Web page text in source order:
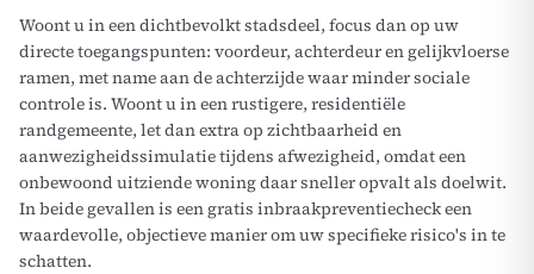
Woont u in een dichtbevolkt stadsdeel, focus dan op uw
directe toegangspunten: voordeur, achterdeur en gelijkvloerse
ramen, met name aan de achterzijde waar minder sociale
controle is. Woont u in een rustigere, residentiële
randgemeente, let dan extra op zichtbaarheid en
aanwezigheidssimulatie tijdens afwezigheid, omdat een
onbewoond uitziende woning daar sneller opvalt als doelwit.
In beide gevallen is een gratis inbraakpreventiecheck een
waardevolle, objectieve manier om uw specifieke risico's in te
schatten.